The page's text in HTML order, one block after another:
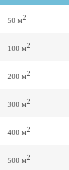
50 м2
100 м2
200 м2
300 м2
400 м2
500 м2